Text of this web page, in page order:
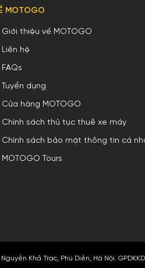
MOTOGO
Giới thiệu về MOTOGO
Liên hệ
FAQs
Tuyển dụng
Cửa hàng MOTOGO
Chính sách thủ tục thuê xe máy
Chính sách bảo mật thông tin cá
MOTOGO Tours
Khả Trạc, Phú Diễn, Hà Nội.